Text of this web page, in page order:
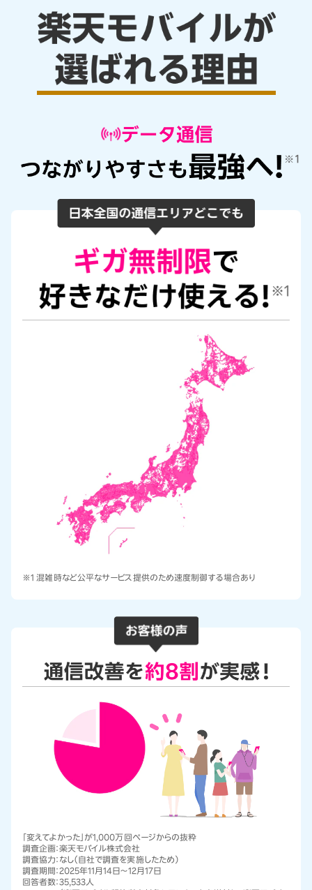
※1 混雑時など公平なサービス提供のため速度制御する場合あり
「変えてよかった」が1,000万回ページからの抜粋
調査企画：楽天モバイル株式会社
調査協力： なし（自社で調査を実施したため）
調査期間：2025年11月14日～12月17日
回答者数：35,533人